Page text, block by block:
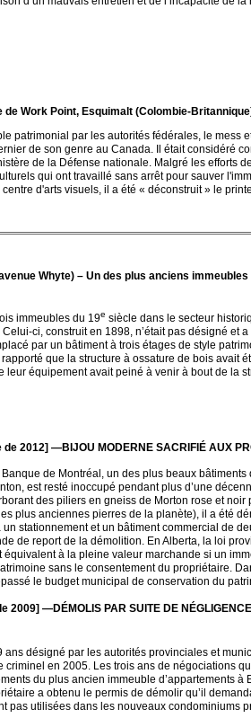
Work Point, Esquimalt (Colombie-
patrimonial par les autorités fédérales, le mess
de son genre au Canada. Il était considéré
de la Défense nationale. Malgré les efforts
qui ont travaillé sans arrêt pour sauver
d'arts visuels, il a été « déconstruit » le
Whyte) – Un des plus anciens
immeubles du 19e siècle dans le secteur
ci, construit en 1898, n’était pas désigné et
par un bâtiment à trois étages de style
que la structure à ossature de bois avait
leur équipement avait peiné à venir à bout de la
de 2012] —BIJOU MODERNE SACRIFIÉ AUX
Banque de Montréal, un des plus beaux bâtiments
est resté inoccupé pendant plus d’une
des piliers en gneiss de Morton rose et noir
plus anciennes pierres de la planète), il a été
stationnement et un bâtiment commercial de
de report de la démolition. En Alberta, la loi
équivalent à la pleine valeur marchande si un
sans le consentement du propriétaire.
le budget municipal de conservation du
2009] —DÉMOLIS PAR SUITE DE
ans désigné par les autorités provinciales et
criminel en 2005. Les trois ans de négociations
du plus ancien immeuble d’appartements à
a obtenu le permis de démolir qu’il
pas utilisées dans les nouveaux condominiums